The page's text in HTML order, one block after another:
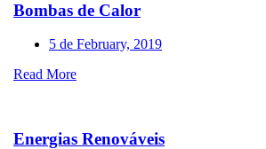
Bombas de Calor
5 de February, 2019
Read More
Energias Renováveis